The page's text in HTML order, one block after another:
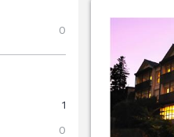
0
1
0